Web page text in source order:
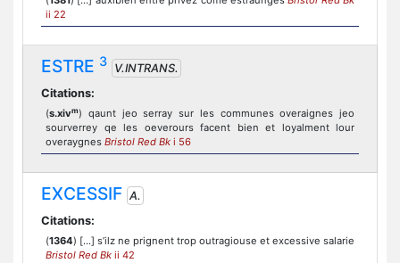
ii 22
ESTRE 3 V.INTRANS.
Citations:
(s.xivm) qaunt jeo serray sur les communes overaignes jeo
sourverrey qe les oeverours facent bien et loyalment lour
overaygnes Bristol Red Bk i 56
EXCESSIF A.
Citations:
(1364) [...] s’ilz ne prignent trop outragiouse et excessive salarie
Bristol Red Bk ii 42